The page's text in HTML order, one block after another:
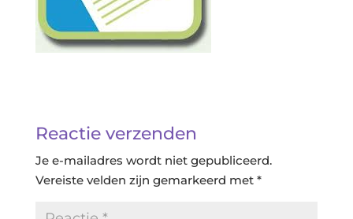
Reactie verzenden
Je e-mailadres wordt niet gepubliceerd.
Vereiste velden zijn gemarkeerd met *